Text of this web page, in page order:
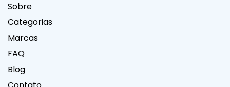
Sobre
Categorias
Marcas
FAQ
Blog